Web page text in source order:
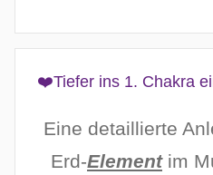
❤️Tiefer ins 1. Chakra
Eine detaillierte
Erd-Elementim